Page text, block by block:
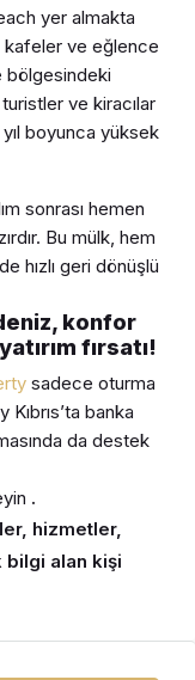
yer almakta
kafeler ve eğlence
bölgesindeki
ve kiracılar
boyunca yüksek
sonrası hemen
Bu mülk, hem
hızlı geri dönüşlü
konfor
fırsatı!
sadece oturma
banka
da destek
.
hizmetler,
bilgi alan kişi